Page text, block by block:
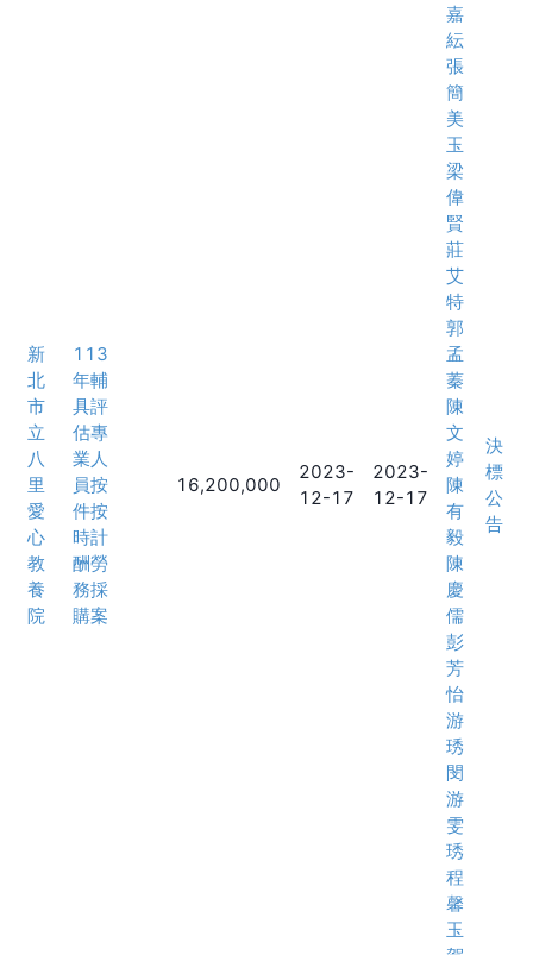
新
北
市
立
八
里
愛
心
教
養
院
113
年輔
具評
估專
業人
員按
件按
時計
酬勞
務採
購案
16,200,000
2023-
12-17
2023-
12-17
嘉
紜
張
簡
美
玉
梁
偉
賢
莊
艾
特
郭
孟
蓁
陳
文
婷
陳
有
毅
陳
慶
儒
彭
芳
怡
游
琇
閔
游
雯
琇
程
馨
玉
決
標
公
告